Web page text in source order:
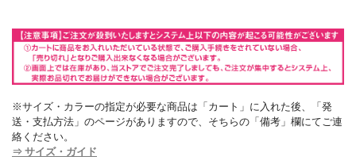
※サイズ・カラーの指定が必要な商品は「カート」に入れた後、「発
送・支払方法」のページがありますので、そちらの「備考」欄にてご連
絡ください。
⇒ サイズ・ガイド